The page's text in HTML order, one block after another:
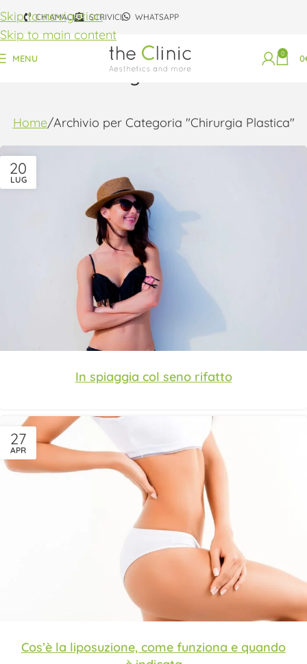
Skip to navigation
Skip to main content
CHIAMACI SCRIVICI WHATSAPP
MENU 0 0
Chirurgia Plastica
Home Archivio per Categoria "Chirurgia Plastica"
20
LUG
In spiaggia col seno rifatto
27
APR
Cos’è la liposuzione, come funziona e quando